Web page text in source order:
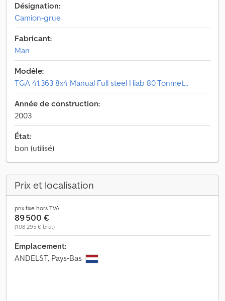
Désignation:
Camion-grue
Fabricant:
Man
Modèle:
TGA 41.363 8x4 Manual Full steel Hiab 80 Tonmet...
Année de construction:
2003
État:
bon (utilisé)
Prix et localisation
prix fixe hors TVA
89 500 €
(108 295 € brut)
Emplacement:
ANDELST, Pays-Bas